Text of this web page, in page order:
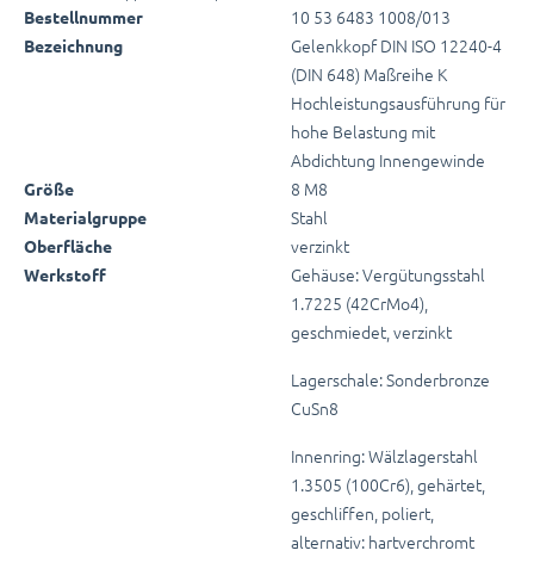
Bestellnummer 10 53 6483 1008/013
Bezeichnung
Gelenkkopf DIN ISO 12240-4
(DIN 648) Maßreihe K
Hochleistungsausführung für
hohe Belastung mit
Abdichtung Innengewinde
Größe 8 M8
Materialgruppe Stahl
Oberfläche verzinkt
Werkstoff
Gehäuse: Vergütungsstahl
1.7225 (42CrMo4),
geschmiedet, verzinkt
Lagerschale: Sonderbronze
CuSn8
Innenring: Wälzlagerstahl
1.3505 (100Cr6), gehärtet,
geschliffen, poliert,
alternativ: hartverchromt